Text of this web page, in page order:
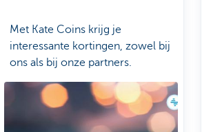
Met Kate Coins krijg je
interessante kortingen, zowel bij
ons als bij onze partners.